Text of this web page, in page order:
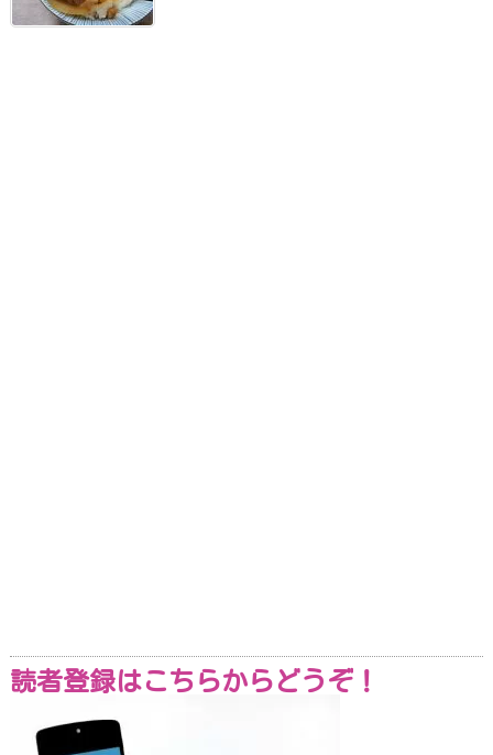
読者登録はこちらからどうぞ！